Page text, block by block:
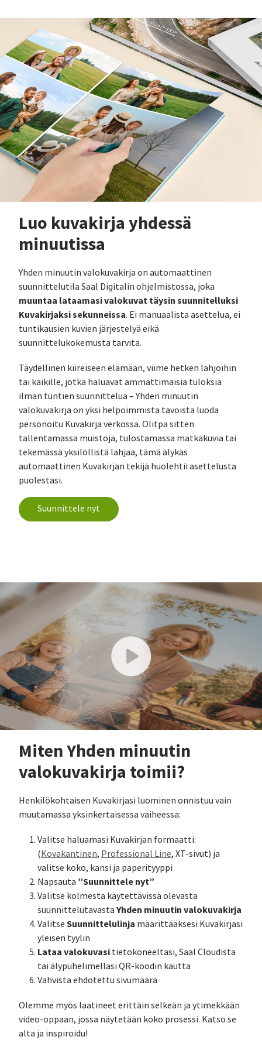
Luo kuvakirja yhdessä
minuutissa
Yhden minuutin valokuvakirja on automaattinen
suunnittelutila Saal Digitalin ohjelmistossa, joka
muuntaa lataamasi valokuvat täysin suunnitelluksi
Kuvakirjaksi sekunneissa. Ei manuaalista asettelua, ei
tuntikausien kuvien järjestelyä eikä
suunnittelukokemusta tarvita.
Täydellinen kiireiseen elämään, viime hetken lahjoihin
tai kaikille, jotka haluavat ammattimaisia tuloksia
ilman tuntien suunnittelua – Yhden minuutin
valokuvakirja on yksi helpoimmista tavoista luoda
personoitu Kuvakirja verkossa. Olitpa sitten
tallentamassa muistoja, tulostamassa matkakuvia tai
tekemässä yksilöllistä lahjaa, tämä älykäs
automaattinen Kuvakirjan tekijä huolehtii asettelusta
puolestasi.
Suunnittele nyt
Miten Yhden minuutin
valokuvakirja toimii?
Henkilökohtaisen Kuvakirjasi luominen onnistuu vain
muutamassa yksinkertaisessa vaiheessa:
Valitse haluamasi Kuvakirjan formaatti:
(Kovakantinen, Professional Line, XT-sivut) ja
valitse koko, kansi ja paperityyppi
Napsauta ”Suunnittele nyt”
Valitse kolmesta käytettävissä olevasta
suunnittelutavasta Yhden minuutin valokuvakirja
Valitse Suunnittelulinja määrittääksesi Kuvakirjasi
yleisen tyylin
Lataa valokuvasi tietokoneeltasi, Saal Cloudista
tai älypuhelimellasi QR-koodin kautta
Vahvista ehdotettu sivumäärä
Olemme myös laatineet erittäin selkeän ja ytimekkään
video-oppaan, jossa näytetään koko prosessi. Katso se
alta ja inspiroidu!